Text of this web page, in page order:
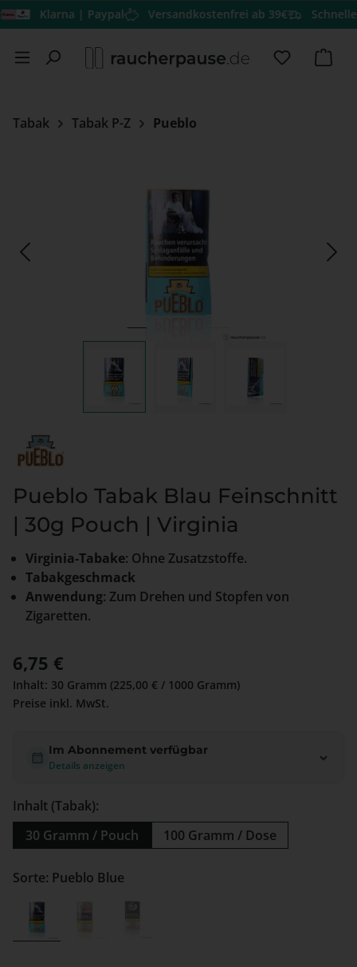
Zum Hauptinhalt springen
Klarna | Paypal Versandkostenfrei ab 39€ Schneller
Du hast
Tabak Tabak P-Z Pueblo
Pueblo Tabak Blau Feinschnitt
| 30g Pouch | Virginia
Virginia-Tabake: Ohne Zusatzstoffe.
Tabakgeschmack
Anwendung: Zum Drehen und Stopfen von
Zigaretten.
Regulärer Preis:
6,75 €
Inhalt: 30 Gramm (225,00 € / 1000 Gramm)
Preise inkl. MwSt.
Im Abonnement verfügbar
Details anzeigen
Inhalt (Tabak):
30 Gramm / Pouch
100 Gramm / Dose
Sorte: Pueblo Blue
Pueblo Blue